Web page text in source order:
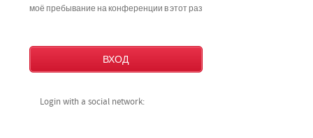
моё пребывание на конференции в этот раз
Login with a social network: